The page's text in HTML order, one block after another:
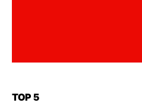
TOP 5